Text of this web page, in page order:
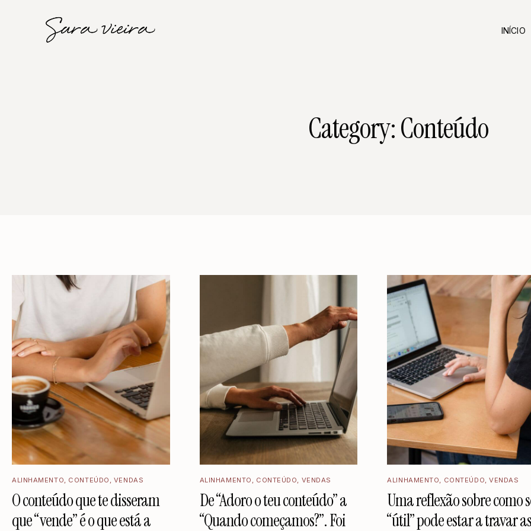
INÍCIO
Category: Conteúdo
ALINHAMENTO, CONTEÚDO , VENDAS
O conteúdo que te disseram
que “vende” é o que está a
ALINHAMENTO , CONTEÚDO, VENDAS
De “Adoro o teu conteúdo” a
“Quando começamos?”. Foi
ALINHAMENTO, CONTEÚDO,VENDAS
Uma reflexão sobre como
“útil” pode estar a travar